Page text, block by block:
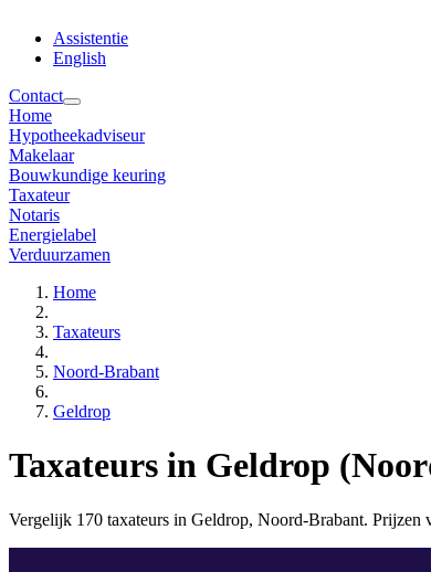
Assistentie
English
Contact
Home
Hypotheekadviseur
Makelaar
Bouwkundige keuring
Taxateur
Notaris
Energielabel
Verduurzamen
Home
Taxateurs
Noord-Brabant
Geldrop
Taxateurs in Geldrop
Vergelijk 170 taxateurs in Geldrop, Noord-Brabant. Prijzen